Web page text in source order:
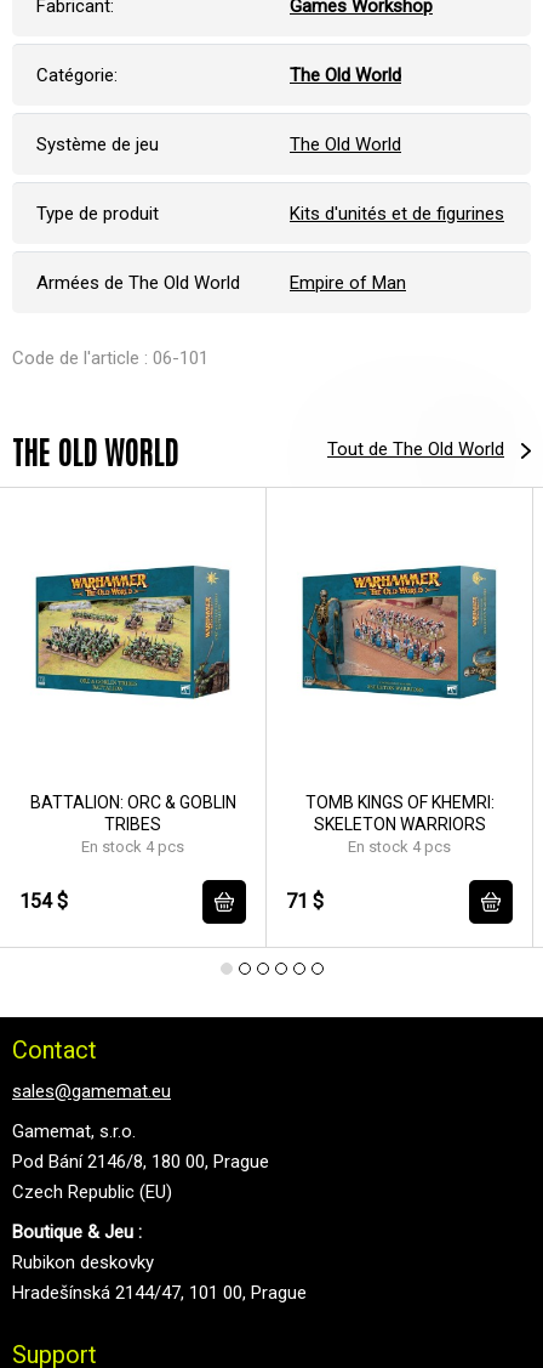
Fabricant: Games Workshop
Catégorie: The Old World
Système de jeu The Old World
Type de produit Kits d'unités et de figurines
Armées de The Old World Empire of Man
Code de l'article : 06-101
THE OLD WORLD Tout de The Old World
BATTALION: ORC & GOBLIN
TRIBES
En stock 4 pcs
154 $
TOMB KINGS OF KHEMRI:
SKELETON WARRIORS
En stock 4 pcs
71 $
Contact
sales@gamemat.eu
Gamemat, s.r.o.
Pod Bání 2146/8, 180 00, Prague
Czech Republic (EU)
Boutique & Jeu :
Rubikon deskovky
Hradešínská 2144/47, 101 00, Prague
Support